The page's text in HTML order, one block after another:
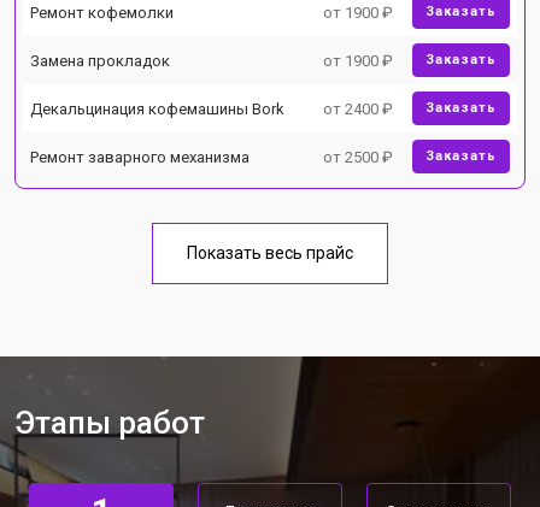
Ремонт кофемолки от 1900 ₽ Заказать
Замена прокладок от 1900 ₽ Заказать
Декальцинация кофемашины Bork от 2400 ₽ Заказать
Ремонт заварного механизма от 2500 ₽ Заказать
Показать весь прайс
Этапы работ